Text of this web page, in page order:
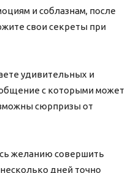
и соблазнам, после
свои секреты при
удивительных и
с которыми может
сюрпризы от
желанию совершить
дней точно